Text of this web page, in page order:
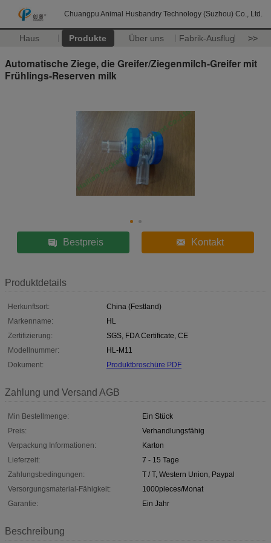
Chuangpu Animal Husbandry Technology (Suzhou) Co., Ltd.
Haus Produkte Über uns Fabrik-Ausflug >>
Automatische Ziege, die Greifer/Ziegenmilch-Greifer mit
Frühlings-Reserven milk
Bestpreis Kontakt
Produktdetails
Herkunftsort:
China (Festland)
Markenname:
HL
Zertifizierung:
SGS, FDA Certificate, CE
Modellnummer:
HL-M11
Dokument:
Produktbroschüre PDF
Zahlung und Versand AGB
Min Bestellmenge:
Ein Stück
Preis:
Verhandlungsfähig
Verpackung Informationen:
Karton
Lieferzeit:
7 - 15 Tage
Zahlungsbedingungen:
T / T, Western Union, Paypal
Versorgungsmaterial-Fähigkeit:
1000pieces/Monat
Garantie:
Ein Jahr
Beschreibung